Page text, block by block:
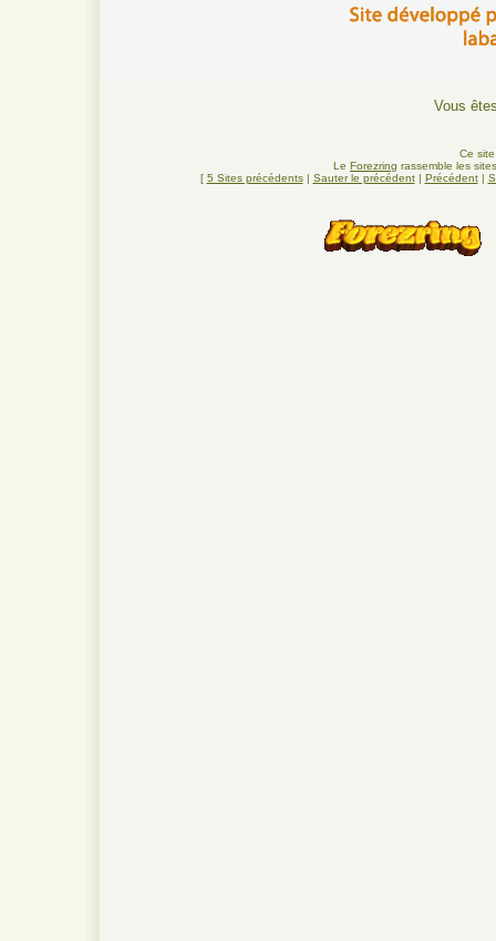
Vous
Ce
Le Forezring rassemble les
[ 5 Sites précédents| Sauter le précédent| Précédent|